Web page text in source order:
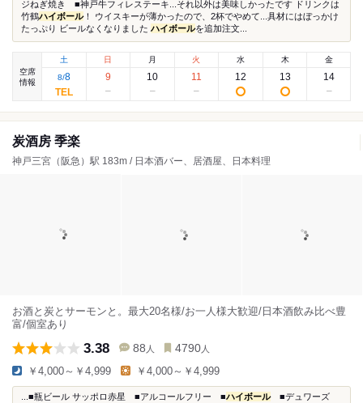
ジねぎ焼き ■神戸牛フィレステーキ...それ以外は美味しかったです ドリンクは
竹鶴ハイボール！ ウイスキーが薄かったので、2杯でやめて...具材にはぼっかけ
たっぷり ビールなくなりました ハイボールを追加注文...
空席
情報
土
8/8
日
9
月
10
火
11
水
12
木
13
金
14
炭酒房 季楽
神戸三宮（阪急）駅 183m / 日本酒バー、居酒屋、日本料理
お酒と炭とサーモンと。最大20名様/お一人様大歓迎/日本酒飲み比べ豊
富/個室あり
3.38 88 人 4790 人
￥4,000～￥4,999 ￥4,000～￥4,999
...■瓶ビール サッポロ赤星 ■アルコールフリー ■ハイボール■デュワーズ